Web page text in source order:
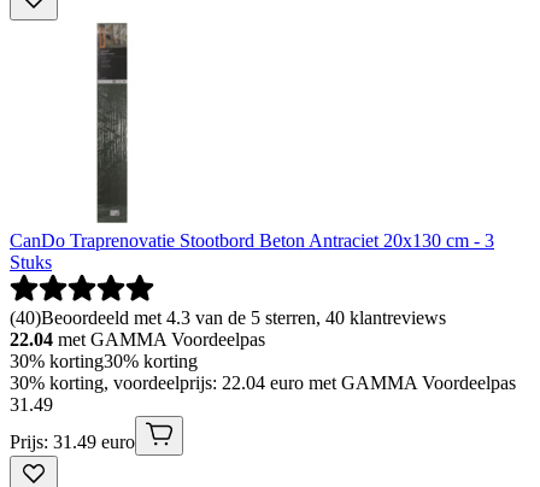
CanDo Traprenovatie Stootbord Beton Antraciet 20x130 cm - 3
Stuks
(40)Beoordeeld met 4.3 van de 5 sterren, 40 klantreviews
22.04 met GAMMA Voordeelpas
30% korting30% korting
30% korting, voordeelprijs: 22.04 euro met GAMMA Voordeelpas
31 .49
Prijs: 31.49 euro